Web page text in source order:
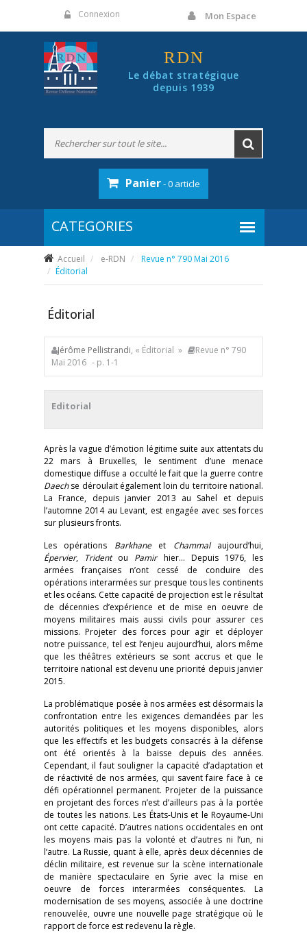
Connexion Mon Espace
RDN
Le débat stratégique
depuis 1939
Panier- 0 article
Accueil e-RDN
Revue n° 790 Mai 2016
Éditorial
Éditorial
Jérôme Pellistrandi, « Éditorial »
Revue n° 790
Mai 2016 - p. 1-1
Editorial
Après la vague d’émotion légitime suite aux attentats du
22 mars à Bruxelles, le sentiment d’une menace
domestique diffuse a occulté le fait que la guerre contre
Daechse déroulait également loin du territoire national.
La France, depuis janvier 2013 au Sahel et depuis
l’automne 2014 au Levant, est engagée avec ses forces
sur plusieurs fronts.
Les opérations Barkhane et Chammal aujourd’hui,
Épervier, Trident ou Pamir hier… Depuis 1976, les
armées françaises n’ont cessé de conduire des
opérations interarmées sur presque tous les continents
et les océans. Cette capacité de projection est le résultat
de décennies d’expérience et de mise en oeuvre de
moyens militaires mais aussi civils pour assurer ces
missions. Projeter des forces pour agir et déployer
notre puissance, tel est l’enjeu aujourd’hui, alors même
que les théâtres extérieurs se sont accrus et que le
territoire national est devenu une priorité depuis janvier
2015.
La problématique posée à nos armées est désormais la
confrontation entre les exigences demandées par les
autorités politiques et les moyens disponibles, alors
que les effectifs et les budgets consacrés à la défense
ont été orientés à la baisse depuis des années.
Cependant, il faut souligner la capacité d’adaptation et
de réactivité de nos armées, qui savent faire face à ce
défi opérationnel permanent. Projeter de la puissance
en projetant des forces n’est d’ailleurs pas à la portée
de toutes les nations. Les États-Unis et le Royaume-Uni
ont cette capacité. D’autres nations occidentales en ont
les moyens mais pas la volonté et d’autres ni l’un, ni
l’autre. La Russie, quant à elle, après deux décennies de
déclin militaire, est revenue sur la scène internationale
de manière spectaculaire en Syrie avec la mise en
oeuvre de forces interarmées conséquentes. La
modernisation de ses moyens, associée à une doctrine
renouvelée, ouvre une nouvelle page stratégique où le
rapport de force est redevenu la règle.